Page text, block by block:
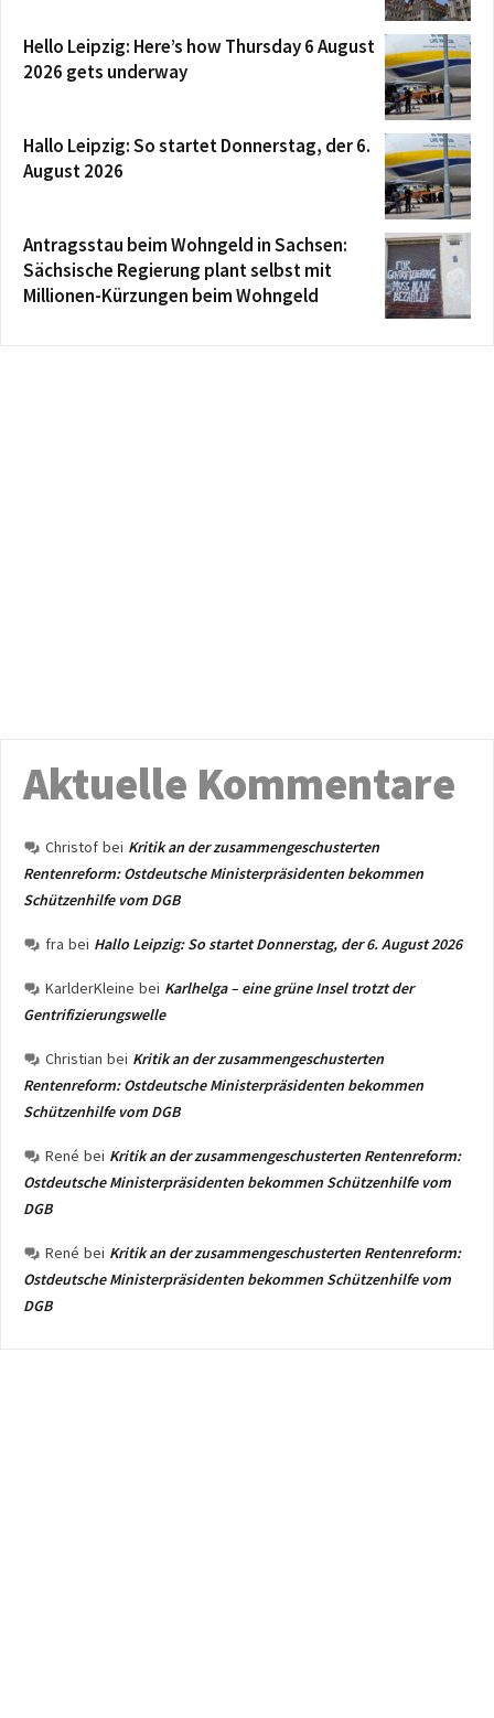
Hello Leipzig: Here’s how Thursday 6 August
2026 gets underway
Hallo Leipzig: So startet Donnerstag, der 6.
August 2026
Antragsstau beim Wohngeld in Sachsen:
Sächsische Regierung plant selbst mit
Millionen-Kürzungen beim Wohngeld
Aktuelle Kommentare
Christof bei Kritik an der zusammengeschusterten
Rentenreform: Ostdeutsche Ministerpräsidenten bekommen
Schützenhilfe vom DGB
fra bei Hallo Leipzig: So startet Donnerstag, der 6. August 2026
KarlderKleine bei Karlhelga – eine grüne Insel trotzt der
Gentrifizierungswelle
Christian bei Kritik an der zusammengeschusterten
Rentenreform: Ostdeutsche Ministerpräsidenten bekommen
Schützenhilfe vom DGB
René bei Kritik an der zusammengeschusterten Rentenreform:
Ostdeutsche Ministerpräsidenten bekommen Schützenhilfe vom
DGB
René bei Kritik an der zusammengeschusterten Rentenreform:
Ostdeutsche Ministerpräsidenten bekommen Schützenhilfe vom
DGB